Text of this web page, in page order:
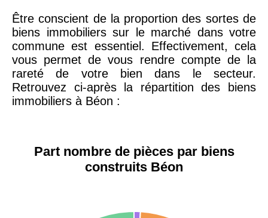
75013 -Paris
13ème
arrondissement
10 073 € 11 085 €
42000 -
Saint-
1 404 € 2 013 €
11 454 €
Être conscient de la proportion des sortes de
biens immobiliers sur le marché dans votre
commune est essentiel. Effectivement, cela
vous permet de vous rendre compte de la
rareté de votre bien dans le secteur.
Retrouvez ci-après la répartition des biens
immobiliers à Béon :
Part nombre de pièces par biens
construits Béon